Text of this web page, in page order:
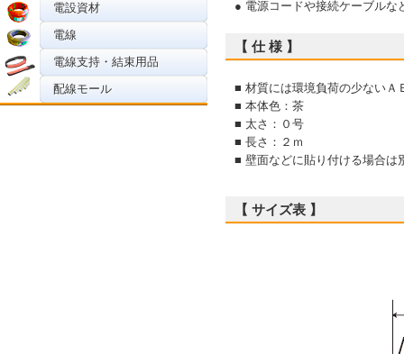
電設資材
電線
電線支持・結束用品
配線モール
● 電源コードや接続ケーブルな
【 仕 様 】
■ 材質には環境負荷の少ないＡ
■ 本体色：茶
■ 太さ：０号
■ 長さ：２ｍ
■ 壁面などに貼り付ける場合は
【 サイズ表 】